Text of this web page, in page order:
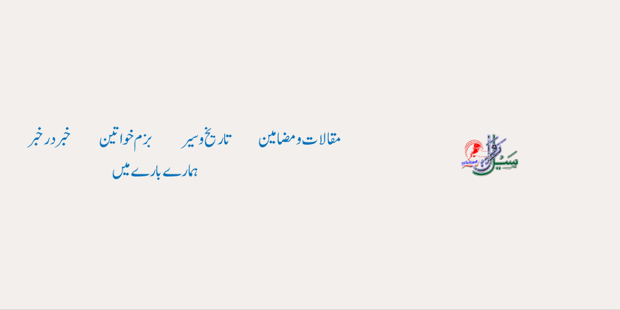
مقالات و مضامین تاریخ وسیر بزم خواتین خبر در خبر
ہمارے بارے میں